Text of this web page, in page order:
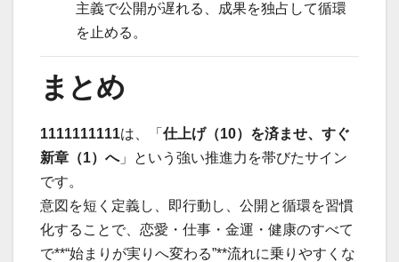
主義で公開が遅れる、成果を独占して循環
を止める。
まとめ
1111111111は、「 仕上げ（10）を済ませ、すぐ
新章（1）へ」という強い推進力を帯びたサイン
です。
意図を短く定義し、即行動し、公開と循環を習慣
化することで、恋愛・仕事・金運・健康のすべて
で**“始まりが実りへ変わる”**流れに乗りやすくな